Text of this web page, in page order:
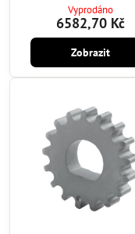
Vyprodáno
6582,70 Kč
Zobrazit